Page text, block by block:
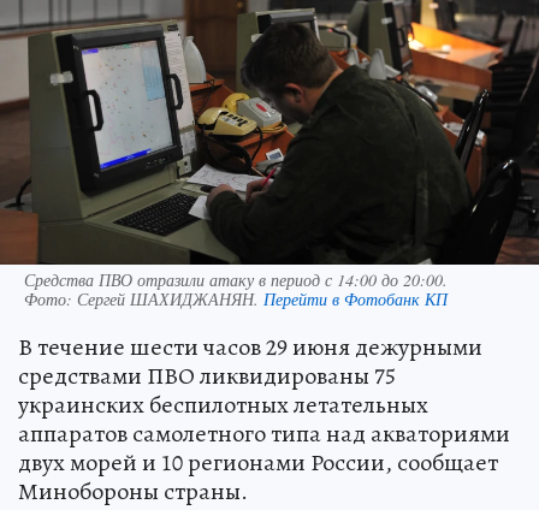
Средства ПВО отразили атаку в период с 14:00 до 20:00.
Фото: Сергей ШАХИДЖАНЯН. Перейти в Фотобанк КП
В течение шести часов 29 июня дежурными
средствами ПВО ликвидированы 75
украинских беспилотных летательных
аппаратов самолетного типа над акваториями
двух морей и 10 регионами России, сообщает
Минобороны страны.